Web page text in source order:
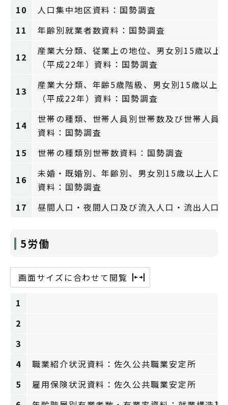
10
人口集中地区資料：国勢調査
11
年齢別就業者数資料：国勢調査
12
産業大分類、従業上の地位、男女別15歳以上
（平成22年）資料：国勢調査
13
産業大分類、年齢5歳階級、男女別15歳以上
（平成22年）資料：国勢調査
14
世帯の種類、世帯人員別世帯数及び世帯人員
資料：国勢調査
15
世帯の種類別世帯数資料：国勢調査
16
未婚・既婚別、年齢別、男女別15歳以上人口
資料：国勢調査
17
昼間人口・夜間人口及び流入人口・流出人口
5労働
画面サイズに合わせて閲覧
1
2
3
4
職業紹介状況資料：佐久公共職業安定所
5
雇用保険状況資料：佐久公共職業安定所